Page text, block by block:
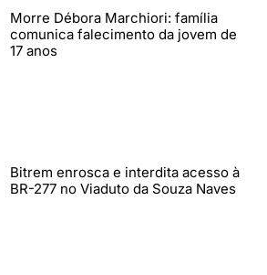
Morre Débora Marchiori: família
comunica falecimento da jovem de
17 anos
Bitrem enrosca e interdita acesso à
BR-277 no Viaduto da Souza Naves